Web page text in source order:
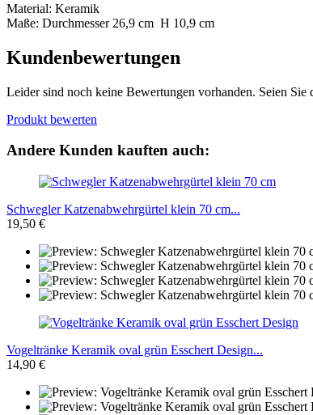
Material: Keramik
Maße: Durchmesser 26,9 cm H 10,9 cm
Kundenbewertungen
Leider sind noch keine Bewertungen vorhanden. Seien Sie
Produkt bewerten
Andere Kunden kauften auch:
Schwegler Katzenabwehrgürtel klein 70 cm...
19,50 €
Vogeltränke Keramik oval grün Esschert Design...
14,90 €